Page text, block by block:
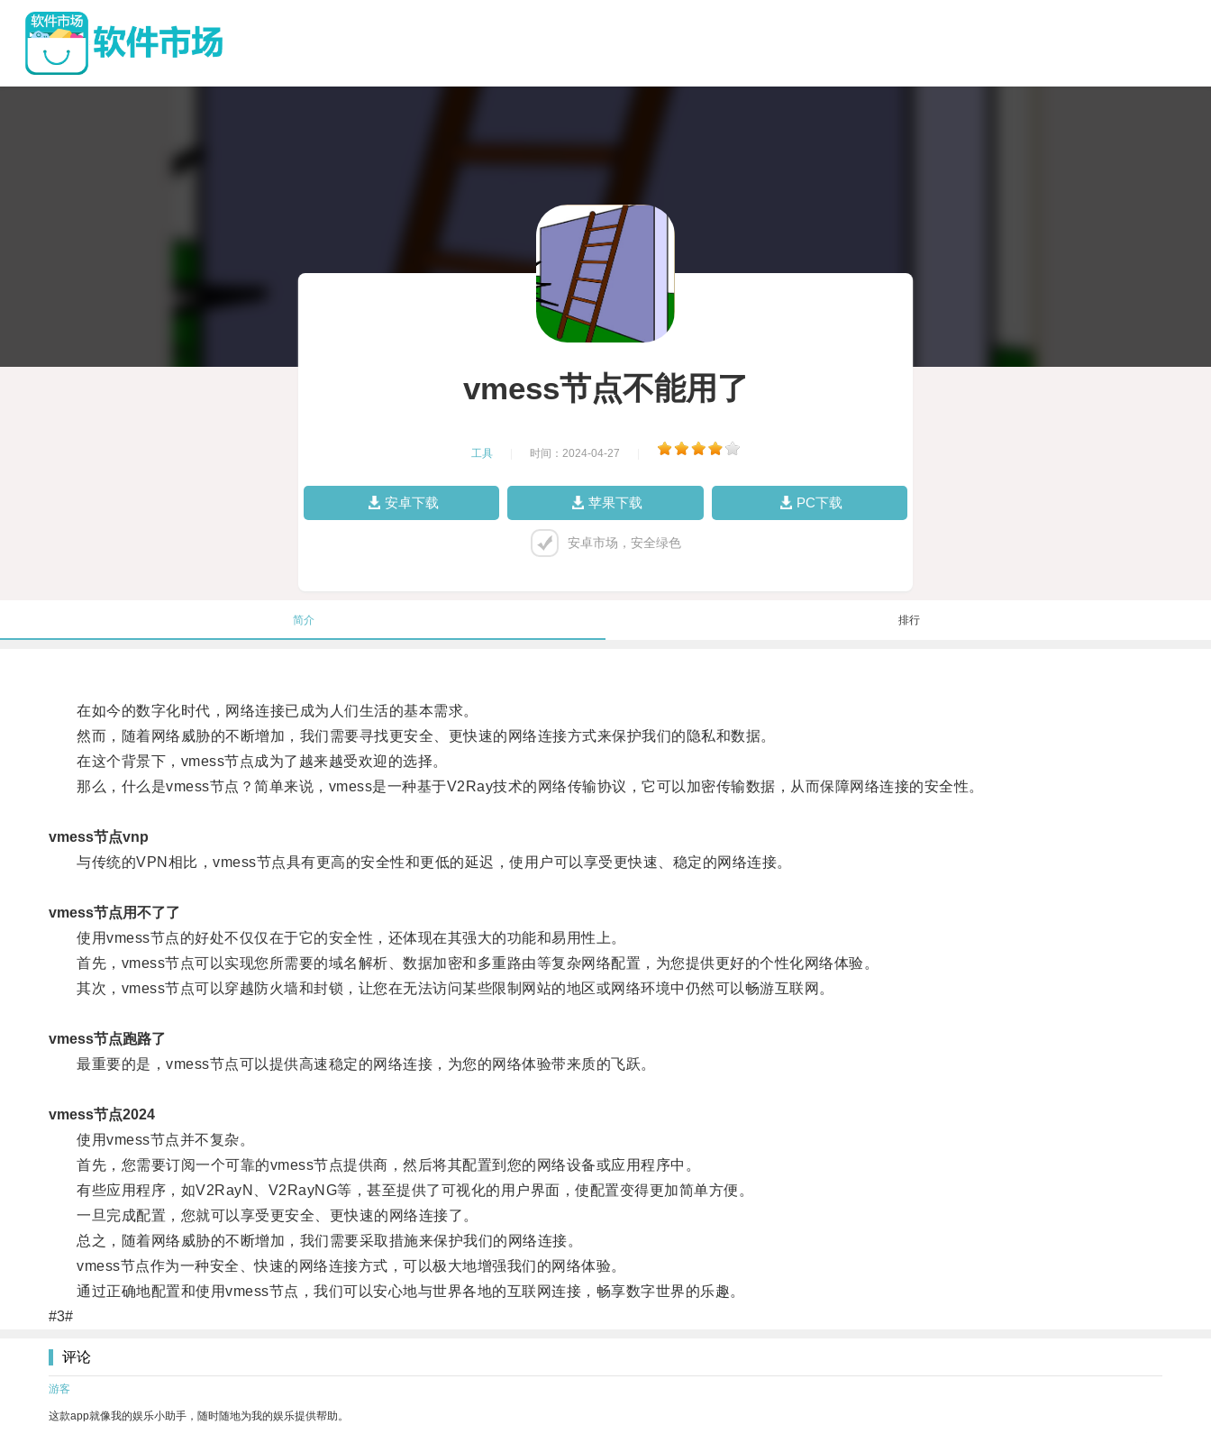
vmess节点不能用了
工具 时间：2024-04-27
安卓下载 苹果下载 PC下载
安卓市场，安全绿色
简介 排行
在如今的数字化时代，网络连接已成为人们生活的基本需求。
然而，随着网络威胁的不断增加，我们需要寻找更安全、更快速的网络连接方式来保护我们的隐私和数据。
在这个背景下，vmess节点成为了越来越受欢迎的选择。
那么，什么是vmess节点？简单来说，vmess是一种基于V2Ray技术的网络传输协议，它可以加密传输数据，从而保障网络连接的安全性。
vmess节点vnp
与传统的VPN相比，vmess节点具有更高的安全性和更低的延迟，使用户可以享受更快速、稳定的网络连接。
vmess节点用不了了
使用vmess节点的好处不仅仅在于它的安全性，还体现在其强大的功能和易用性上。
首先，vmess节点可以实现您所需要的域名解析、数据加密和多重路由等复杂网络配置，为您提供更好的个性化网络体验。
其次，vmess节点可以穿越防火墙和封锁，让您在无法访问某些限制网站的地区或网络环境中仍然可以畅游互联网。
vmess节点跑路了
最重要的是，vmess节点可以提供高速稳定的网络连接，为您的网络体验带来质的飞跃。
vmess节点2024
使用vmess节点并不复杂。
首先，您需要订阅一个可靠的vmess节点提供商，然后将其配置到您的网络设备或应用程序中。
有些应用程序，如V2RayN、V2RayNG等，甚至提供了可视化的用户界面，使配置变得更加简单方便。
一旦完成配置，您就可以享受更安全、更快速的网络连接了。
总之，随着网络威胁的不断增加，我们需要采取措施来保护我们的网络连接。
vmess节点作为一种安全、快速的网络连接方式，可以极大地增强我们的网络体验。
通过正确地配置和使用vmess节点，我们可以安心地与世界各地的互联网连接，畅享数字世界的乐趣。
#3#
评论
游客
这款app就像我的娱乐小助手，随时随地为我的娱乐提供帮助。